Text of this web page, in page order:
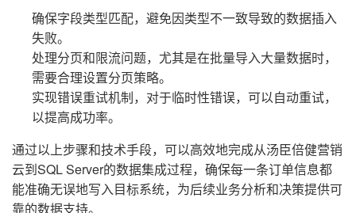
确保字段类型匹配，避免因类型不一致导致的数据插入
失败。
处理分页和限流问题，尤其是在批量导入大量数据时，
需要合理设置分页策略。
实现错误重试机制，对于临时性错误，可以自动重试，
以提高成功率。
通过以上步骤和技术手段，可以高效地完成从汤臣倍健营销
云到SQL Server的数据集成过程，确保每一条订单信息都
能准确无误地写入目标系统，为后续业务分析和决策提供可
靠的数据支持。